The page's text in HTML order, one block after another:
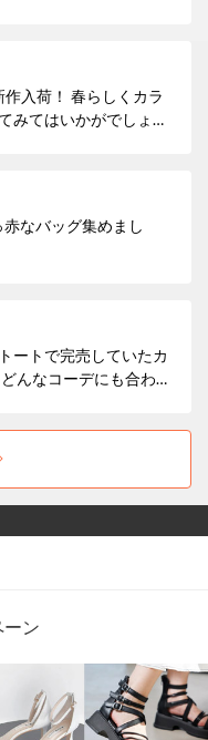
作入荷！ 春らしくカラ
みてはいかがでしょう
なバッグ集めまし
ートで完売していたカ
んなコーデにも合わせ
うほどお気に入りにな
ン